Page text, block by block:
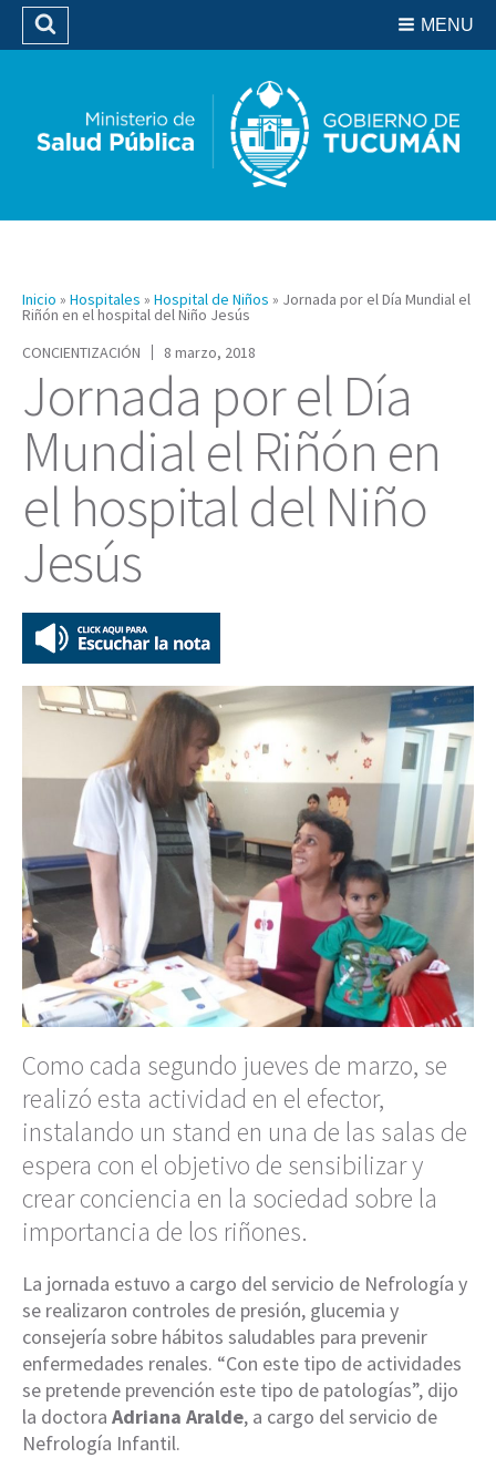
Biblioteca
MENU
Buscar
Inicio » Hospitales » Hospital de Niños » Jornada por el Día Mundial el
Riñón en el hospital del Niño Jesús
CONCIENTIZACIÓN
8 marzo, 2018
Jornada por el Día
Mundial el Riñón en
el hospital del Niño
Jesús
Como cada segundo jueves de marzo, se
realizó esta actividad en el efector,
instalando un stand en una de las salas de
espera con el objetivo de sensibilizar y
crear conciencia en la sociedad sobre la
importancia de los riñones.
La jornada estuvo a cargo del servicio de Nefrología y
se realizaron controles de presión, glucemia y
consejería sobre hábitos saludables para prevenir
enfermedades renales. “Con este tipo de actividades
se pretende prevención este tipo de patologías”, dijo
la doctora Adriana Aralde, a cargo del servicio de
Nefrología Infantil.